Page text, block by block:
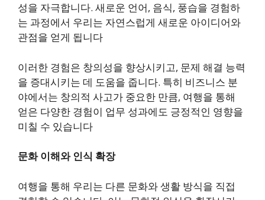
성을 자극합니다. 새로운 언어, 음식, 풍습을 경험하
는 과정에서 우리는 자연스럽게 새로운 아이디어와
관점을 얻게 됩니다
이러한 경험은 창의성을 향상시키고, 문제 해결 능력
을 증대시키는 데 도움을 줍니다. 특히 비즈니스 분
야에서는 창의적 사고가 중요한 만큼, 여행을 통해
얻은 다양한 경험이 업무 성과에도 긍정적인 영향을
미칠 수 있습니다
문화 이해와 인식 확장
여행을 통해 우리는 다른 문화와 생활 방식을 직접